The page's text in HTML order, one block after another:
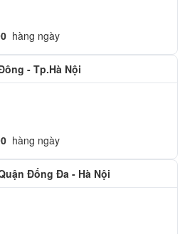
BCD-185MDM được thiết kế với
sử dụng công nghệ tiết kiệm năng
lượng khí thải carbon, đóng góp
hàng ngày
- Tp.Hà Nội
hàng ngày
Đống Đa - Hà Nội